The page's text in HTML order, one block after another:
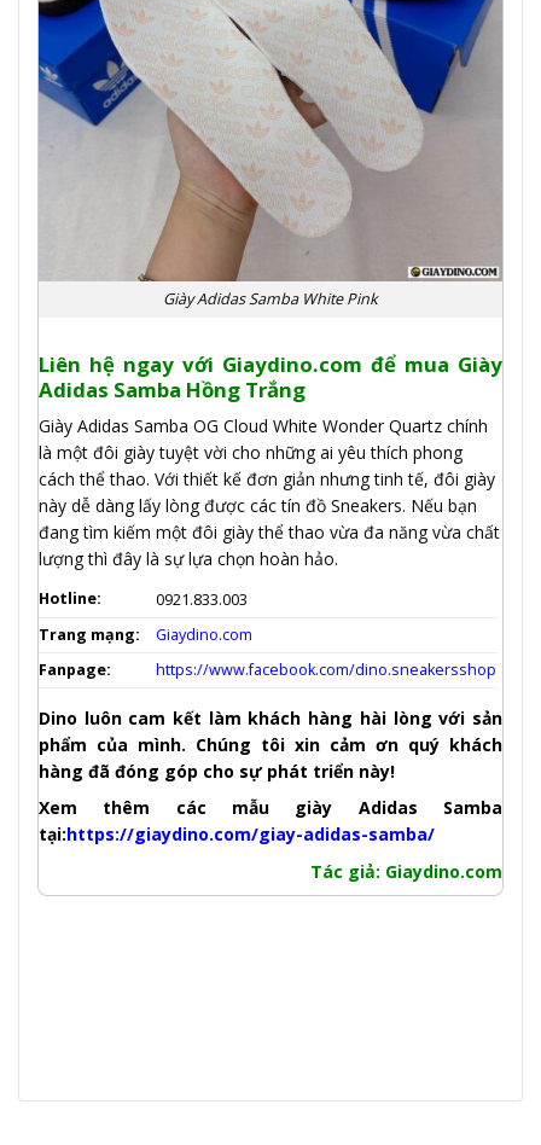
Giày Adidas Samba White Pink
Liên hệ ngay với Giaydino.com để mua Giày
Adidas Samba Hồng Trắng
Giày Adidas Samba OG Cloud White Wonder Quartz chính
là một đôi giày tuyệt vời cho những ai yêu thích phong
cách thể thao. Với thiết kế đơn giản nhưng tinh tế, đôi giày
này dễ dàng lấy lòng được các tín đồ Sneakers. Nếu bạn
đang tìm kiếm một đôi giày thể thao vừa đa năng vừa chất
lượng thì đây là sự lựa chọn hoàn hảo.
Hotline:
0921.833.003
Trang mạng:
Giaydino.com
Fanpage:
https://www.facebook.com/dino.sneakersshop
Dino luôn cam kết làm khách hàng hài lòng với sản
phẩm của mình. Chúng tôi xin cảm ơn quý khách
hàng đã đóng góp cho sự phát triển này!
Xem thêm các mẫu giày Adidas Samba
tại:https://giaydino.com/giay-adidas-samba/
Tác giả: Giaydino.com